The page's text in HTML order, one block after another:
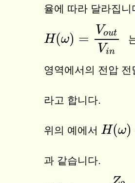
율에 따라 달라집니
H(ω) =
Vout
Vin
H(ω)= Vou tVin
영역에서의 전압 전
라고 합니다.
위의 예에서 H(ω)
H(ω)
과 같습니다.